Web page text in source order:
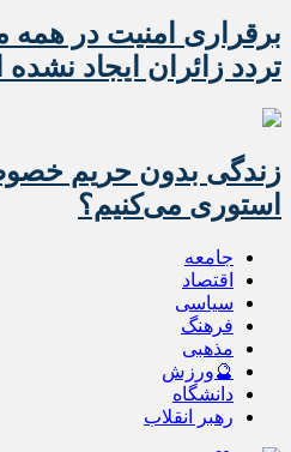
برقراری امنیت در همه
تردد زائران ایجاد
زندگی بدون حریم
استوری می‌کنیم؟
جامعه
اقتصاد
سیاسی
فرهنگ
مذهبی
🔮ورزش
دانشگاه
رهبر انقلاب